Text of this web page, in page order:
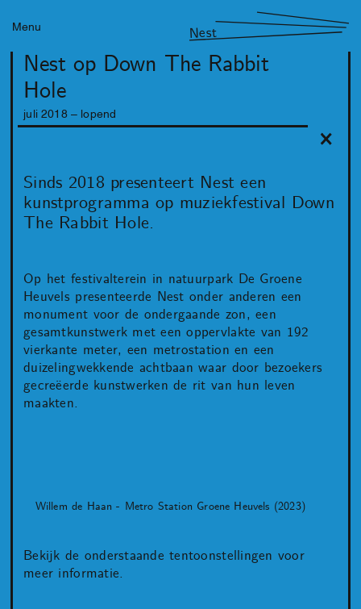
Menu Nest
Nest op Down The Rabbit
Hole
juli 2018 – lopend
Sinds 2018 presenteert Nest een
kunstprogramma op muziekfestival Down
The Rabbit Hole.
Op het festivalterein in natuurpark De Groene
Heuvels presenteerde Nest onder anderen een
monument voor de ondergaande zon, een
gesamtkunstwerk met een oppervlakte van 192
vierkante meter, een metrostation en een
duizelingwekkende achtbaan waar door bezoekers
gecreëerde kunstwerken de rit van hun leven
maakten.
Willem de Haan - Metro Station Groene Heuvels (2023)
Bekijk de onderstaande tentoonstellingen voor
meer informatie.